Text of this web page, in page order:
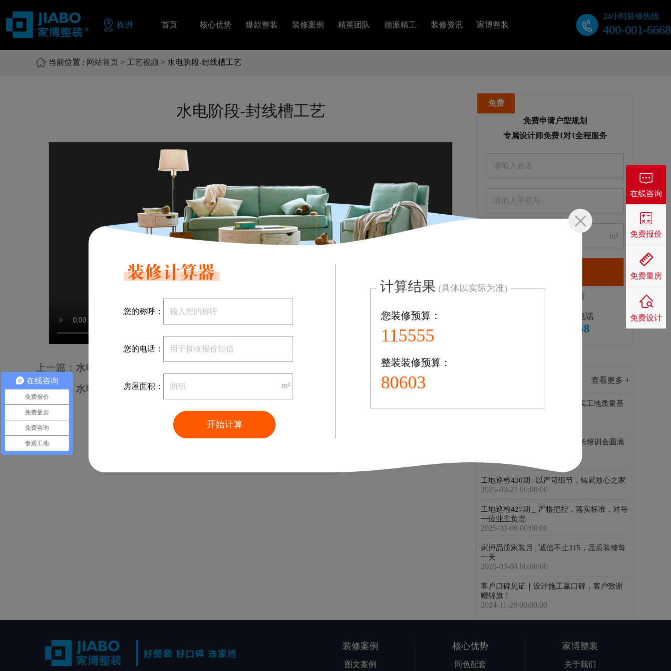
株洲 首页 核心优势
同色配套
零风险装修
爆款整装 装修案例 精英团队 德派精工 装修资讯 家博整装
装修视频
业主口碑
24小时装修热线
400-001-6668
当前位置 : 网站首页 > 工艺视频 > 水电阶段-封线槽工艺
水电阶段-封线槽工艺
上一篇： 水电阶段-吊灯移位布线工艺标准
下一篇： 水电阶段-下沉式卫生间排水改造标准
免费
免费申请户型规划
专属设计师免费1对1全程服务
m²
人申请
24小时免费咨询电话
400-001-6668
查看更多 +
工地巡检436期 |巡检发力，夯实工地质量基
株洲家博2025年第二季度班组长培训会圆满
2025-05-03 00:00:00
工地巡检430期 | 以严苛细节，铸就放心之家
2025-03-27 00:00:00
工地巡检427期 _ 严格把控，落实标准，对每
一位业主负责
2025-03-06 00:00:00
家博品质家装月 | 诚信不止315，品质装修每
一天
2025-03-04 00:00:00
客户口碑见证｜设计施工赢口碑，客户致谢
赠锦旗！
2024-11-29 00:00:00
装修案例
图文案例
核心优势
同色配套
家博整装
关于我们
您的称呼：
您的电话：
房屋面积： m²
开始计算
计算结果 (具体以实际为准)
您装修预算：
72013
整装装修预算：
96839
在线咨询
免费报价
免费量房
免费设计
在线咨询
免费报价
免费量房
免费咨询
参观工地